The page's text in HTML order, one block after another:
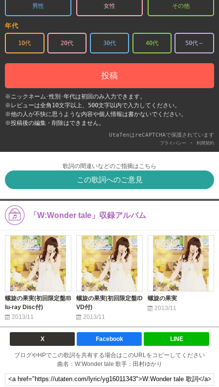
男性 女性 その他
年代
10代 20代 30代 40代 50代～
投稿
※ニックネーム･性別･年代は初回のみ入力できます。
※レビューは全角10文字以上、500文字以内で入力してください。
※他の人が不快に思うような内容や個人情報は書かないでください。
※投稿後の編集・削除はできません。
UtaTenはreCAPTCHAで保護されています
プライバシー - 利用契約
歌詞の間違いなどのご指摘はこちら
この歌詞へのご意見
「W:Wonder tale」収録アルバム
螺旋の果実(初回限定盤/B
lu-ray Disc付)
2013/11
螺旋の果実(初回限定盤/D
VD付)
2013/11
螺旋の果実
2013/11
X Facebook LINE
ブログやHPでこの歌詞を共有する場合はこのURLをコピーしてください
曲名：W:Wonder tale 歌手：田村ゆかり